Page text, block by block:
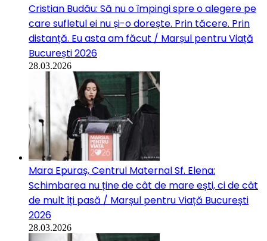
Cristian Budău: Să nu o împingi spre o alegere pe
care sufletul ei nu și-o dorește. Prin tăcere. Prin
distanță. Eu asta am făcut / Marșul pentru Viață
București 2026
28.03.2026
Mara Epuraș, Centrul Maternal Sf. Elena:
Schimbarea nu ține de cât de mare ești, ci de cât
de mult îți pasă / Marșul pentru Viață București
2026
28.03.2026